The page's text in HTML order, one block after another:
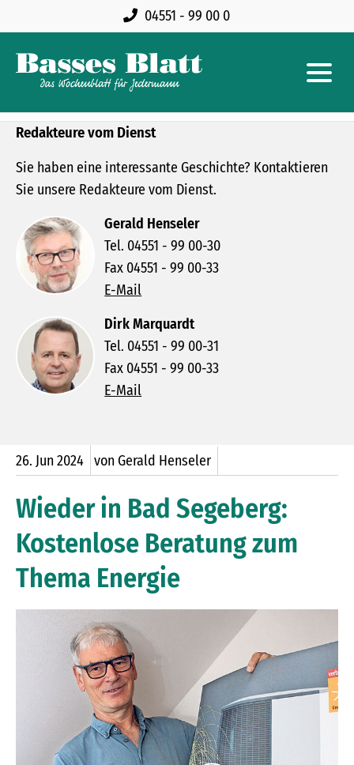
04551 - 99 00 0
Redakteure vom Dienst
Sie haben eine interessante Geschichte? Kontaktieren
Sie unsere Redakteure vom Dienst.
Gerald Henseler
Tel. 04551 - 99 00-30
Fax 04551 - 99 00-33
E-Mail
Dirk Marquardt
Tel. 04551 - 99 00-31
Fax 04551 - 99 00-33
E-Mail
26. Jun2024 von Gerald Henseler
Wieder in Bad Segeberg:
Kostenlose Beratung zum
Thema Energie